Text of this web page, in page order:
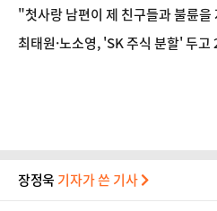
"첫사랑 남편이 제 친구들과 불륜
최태원·노소영, 'SK 주식 분할' 두
장정욱 기자가 쓴 기사